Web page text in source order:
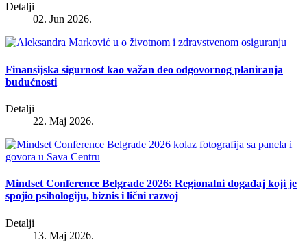
Detalji
02. Jun 2026.
Finansijska sigurnost kao važan deo odgovornog planiranja
budućnosti
Detalji
22. Maj 2026.
Mindset Conference Belgrade 2026: Regionalni događaj koji je
spojio psihologiju, biznis i lični razvoj
Detalji
13. Maj 2026.